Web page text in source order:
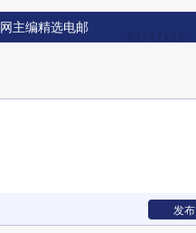
主编精选电邮
发布